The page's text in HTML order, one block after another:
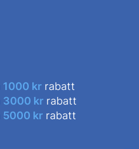
1000 kr rabatt
3000 kr rabatt
5000 kr rabatt